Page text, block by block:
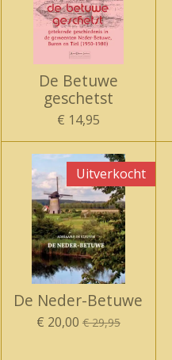
De Betuwe
geschetst
€ 14,95
Uitverkocht
De Neder-Betuwe
€ 20,00 € 29,95